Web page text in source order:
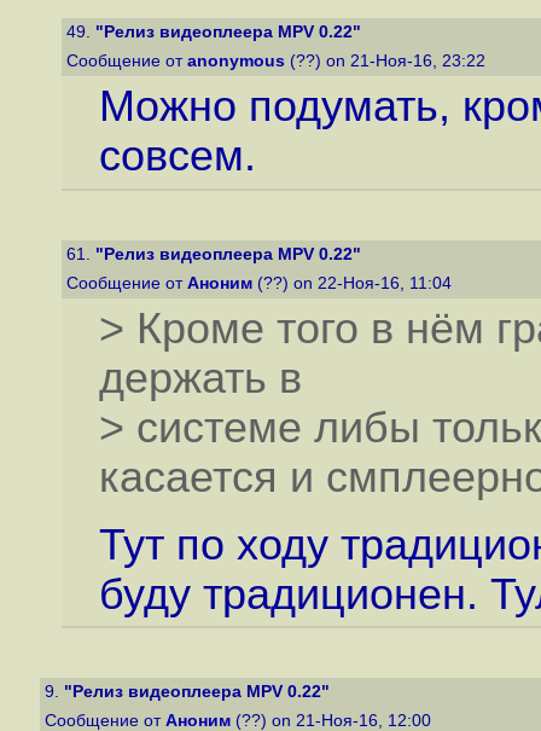
49. "Релиз видеоплеера MPV 0.22"
Сообщение от anonymous (??) on 21-Ноя-16, 23:22
Можно подумать,
совсем.
61. "Релиз видеоплеера MPV 0.22"
Сообщение от Аноним (??) on 22-Ноя-16, 11:04
> Кроме того в нём
держать в
> системе либы
касается и
Тут по ходу
буду традиционен.
9. "Релиз видеоплеера MPV 0.22"
Сообщение от Аноним (??) on 21-Ноя-16, 12:00